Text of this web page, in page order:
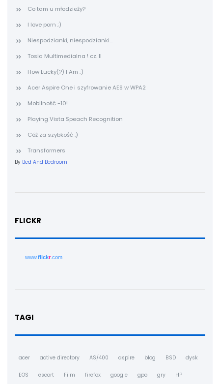
Co tam u młodzieży?
I love porn ;)
Niespodzianki, niespodzianki...
Tosia Multimedialna ! cz. II
How Lucky(?) I Am ;)
Acer Aspire One i szyfrowanie AES w WPA2
Mobilność -10!
Playing Vista Speach Recognition
Cóż za szybkość :)
Transformers
By Bed And Bedroom
FLICKR
www.flickr.com
TAGI
acer active directory AS/400 aspire blog BSD dysk
EOS escort Film firefox google gpo gry HP